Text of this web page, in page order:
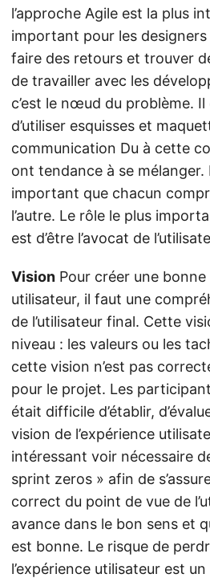
l’approche Agile est la plus
important pour les
faire des retours et trouver
de travailler avec les
c’est le nœud du problème.
d’utiliser esquisses et
communication Du à cette
ont tendance à se
important que chacun
l’autre. Le rôle le plus
est d’être l’avocat de
Vision Pour créer une
utilisateur, il faut une
de l’utilisateur final. Cette
niveau : les valeurs ou les
cette vision n’est pas
pour le projet. Les
était difficile d’établir,
vision de l’expérience
intéressant voir nécessaire
sprint zeros » afin de
correct du point de vue de
avance dans le bon sens et
est bonne. Le risque de
l’expérience utilisateur est